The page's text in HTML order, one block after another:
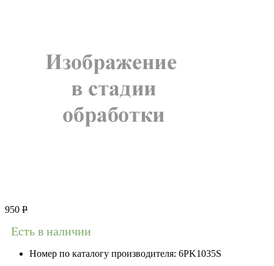
950 Р
Есть в наличии
Номер по каталогу производителя: 6PK1035S